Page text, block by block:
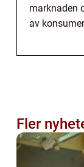
marknaden
av
Fler